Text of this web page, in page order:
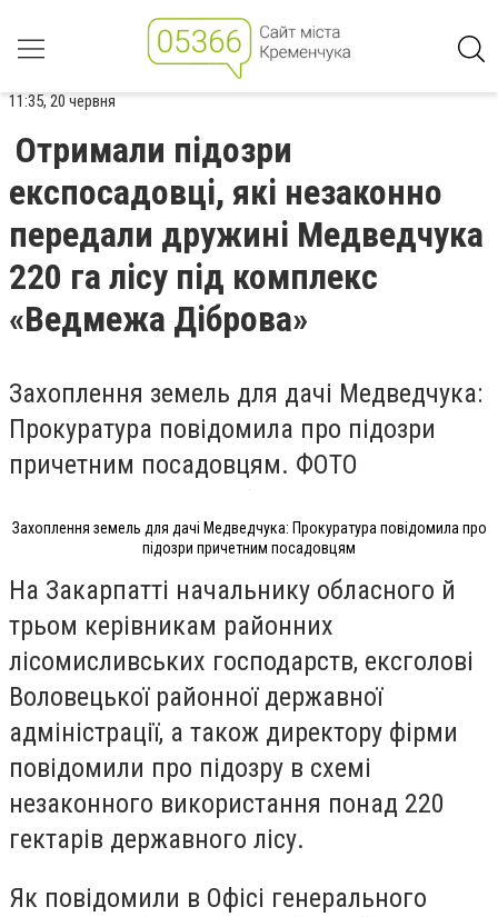
11:35, 20 червня
Отримали підозри
експосадовці, які незаконно
передали дружині Медведчука
220 га лісу під комплекс
«Ведмежа Діброва»
Захоплення земель для дачі Медведчука:
Прокуратура повідомила про підозри
причетним посадовцям. ФОТО
Захоплення земель для дачі Медведчука: Прокуратура повідомила про
підозри причетним посадовцям
На Закарпатті начальнику обласного й
трьом керівникам районних
лісомисливських господарств, ексголові
Воловецької районної державної
адміністрації, а також директору фірми
повідомили про підозру в схемі
незаконного використання понад 220
гектарів державного лісу.
Як повідомили в Офісі генерального